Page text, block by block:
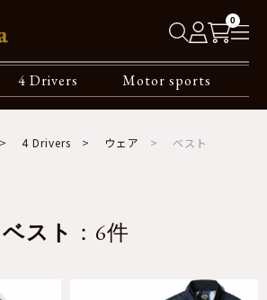
0
4 Drivers Motor sports
4 Drivers ウェア ベスト
ベスト ：6件